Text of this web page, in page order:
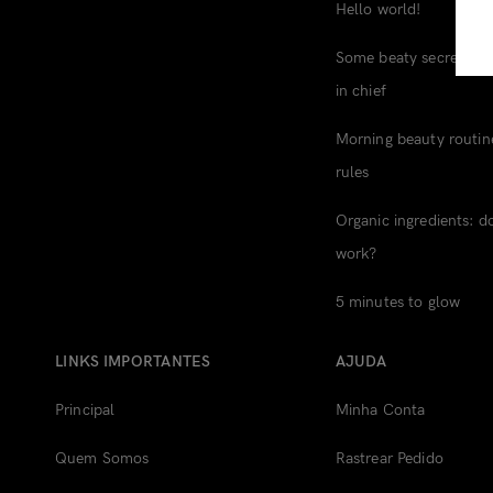
Hello world!
Some beaty secrets
in chief
Morning beauty
rules
Organic ingredients:
work?
5 minutes to glow
LINKS IMPORTANTES
Principal
Quem Somos
AJUDA
Minha Conta
Rastrear Pedido